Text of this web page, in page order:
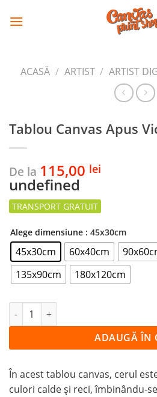
PRINT
ACASĂ / ARTIST / ARTIST
Tablou Canvas Apus
De la 115,00 lei
undefined
Alege dimensiune : 45x30cm
45x30cm 60x40cm
135x90cm
180x120cm
Cantitate Tablou Canvas Apus
ADAUGĂ ÎN
În acest tablou canvas, cerul
culori calde și reci, îmbinându-